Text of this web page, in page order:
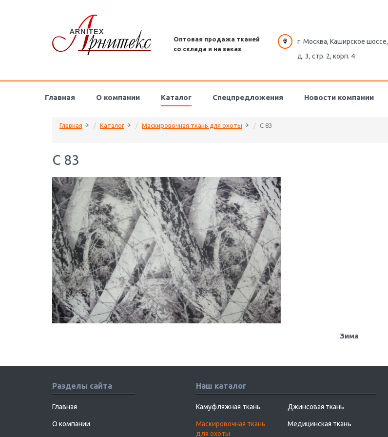
г. Москва, Каширское шоссе,
д. 3, стр. 2, корп. 4
Оптовая продажа тканей
со склада и на заказ
Главная О компании Каталог Спецпредложения Новости компании
Главная Каталог Маскировочная ткань для охоты C 83
C 83
Зима
Разделы сайта
Главная
О компании
Наш каталог
Камуфляжная ткань Джинсовая ткань
Маскировочная ткань
для охоты
Медицинская ткань